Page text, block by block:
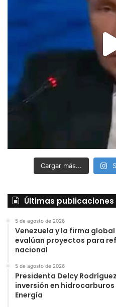
Cargar más...
Últimas publicaciones
5 de agosto de 2026
Venezuela y la firma
evalúan proyectos para
nacional
5 de agosto de 2026
Presidenta Delcy
inversión en
Energía